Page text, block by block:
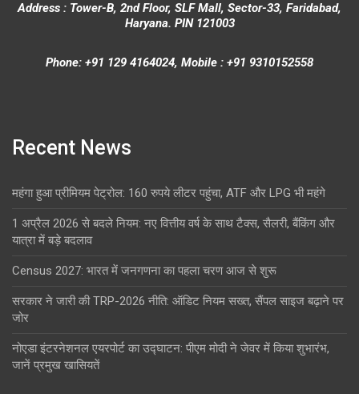
Address : Tower-B, 2nd Floor, SLF Mall, Sector-33, Faridabad,
Haryana. PIN 121003
Phone: +91 129 4164024, Mobile : +91 9310152558
Recent News
महंगा हुआ प्रीमियम पेट्रोल: 160 रुपये लीटर पहुंचा, ATF और LPG भी महंगे
1 अप्रैल 2026 से बदले नियम: नए वित्तीय वर्ष के साथ टैक्स, सैलरी, बैंकिंग और
यात्रा में बड़े बदलाव
Census 2027: भारत में जनगणना का पहला चरण आज से शुरू
सरकार ने जारी की TRP-2026 नीति: ऑडिट नियम सख्त, सैंपल साइज बढ़ाने पर
जोर
नोएडा इंटरनेशनल एयरपोर्ट का उद्घाटन: पीएम मोदी ने जेवर में किया शुभारंभ,
जानें प्रमुख खासियतें